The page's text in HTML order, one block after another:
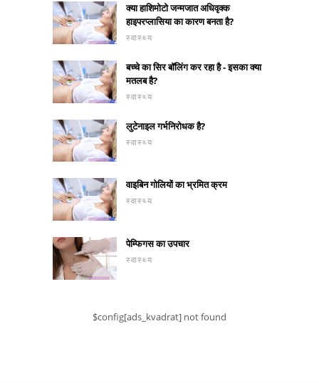
क्या हाशिमोटो जन्मजात अधिवृक्क
हाइपरप्लासिया का कारण बनता है?
स्वास्थ्य
बच्चे का सिर बॉलिंग कर रहा है - इसका क्या
मतलब है?
स्वास्थ्य
लुटेनाइल गर्भनिरोधक है?
स्वास्थ्य
वाइबिन गोलियों का भ्रमित क्रम
स्वास्थ्य
पेम्फिगस का उपचार
स्वास्थ्य
$config[ads_kvadrat] not found